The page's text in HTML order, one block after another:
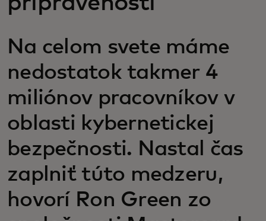
Na celom svete máme
nedostatok takmer 4
miliónov pracovníkov v
oblasti kybernetickej
bezpečnosti. Nastal čas
zaplniť túto medzeru,
hovorí Ron Green zo